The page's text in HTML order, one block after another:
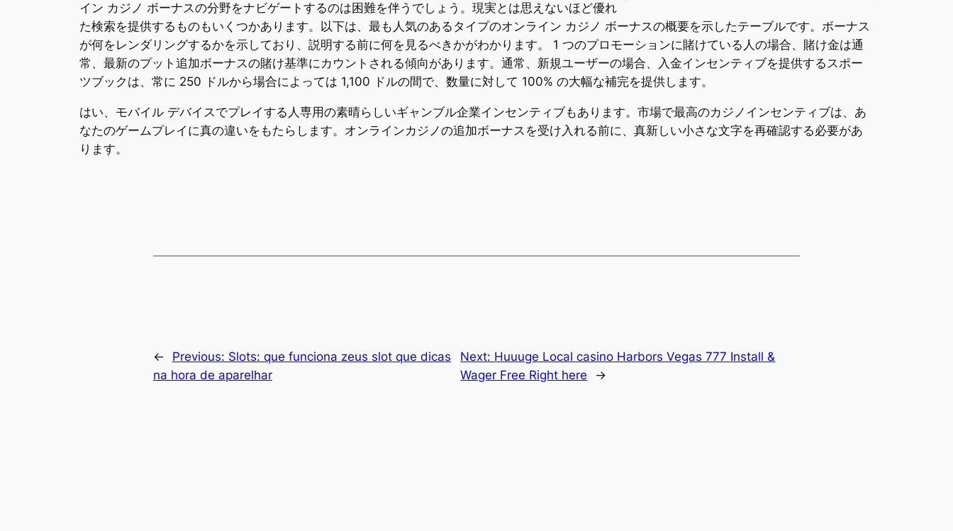
イン カジノ ボーナスの分野をナビゲートするのは困難を伴うでしょう。現実とは思えないほど優れ
た検索を提供するものもいくつかあります。以下は、最も人気のあるタイプのオンライン カジノ ボーナスの概要を示したテーブルです。ボーナス
が何をレンダリングするかを示しており、説明する前に何を見るべきかがわかります。 1 つのプロモーションに賭けている人の場合、賭け金は通
常、最新のプット追加ボーナスの賭け基準にカウントされる傾向があります。通常、新規ユーザーの場合、入金インセンティブを提供するスポー
ツブックは、常に 250 ドルから場合によっては 1,100 ドルの間で、数量に対して 100% の大幅な補完を提供します。
はい、モバイル デバイスでプレイする人専用の素晴らしいギャンブル企業インセンティブもあります。市場で最高のカジノインセンティブは、あ
なたのゲームプレイに真の違いをもたらします。オンラインカジノの追加ボーナスを受け入れる前に、真新しい小さな文字を再確認する必要があ
ります。
← Previous: Slots: que funciona zeus slot que dicas
na hora de aparelhar
Next: Huuuge Local casino Harbors Vegas 777 Install &
Wager Free Right here
→